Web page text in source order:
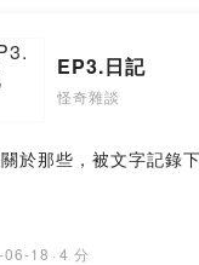
EP3.日記
怪奇雜談
於那些，被文字記
18 · 4 分